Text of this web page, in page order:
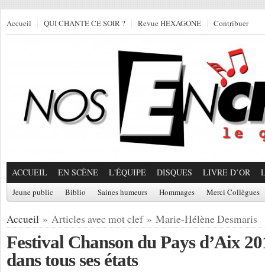
Accueil QUI CHANTE CE SOIR ? Revue HEXAGONE Contribuer
ACCUEIL EN SCÈNE L'ÉQUIPE DISQUES LIVRE D’OR
Jeune public Biblio Saines humeurs Hommages Merci Collègues
Accueil » Articles avec mot clef » Marie-Hélène Desmaris
Festival Chanson du Pays d’Aix
dans tous ses états